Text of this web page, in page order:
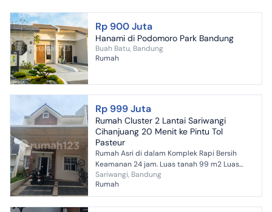
Rp 900 Juta
Hanami di Podomoro Park Bandung
Buah Batu, Bandung
Rumah
Rp 999 Juta
Rumah Cluster 2 Lantai Sariwangi
Cihanjuang 20 Menit ke Pintu Tol
Pasteur
Rumah Asri di dalam Komplek Rapi Bersih
Keamanan 24 jam. Luas tanah 99 m2 Luas
bangunan 140 m2 2 lantai 4 kamar tidur 2
kamar mandi 1 dapur luas...
Sariwangi, Bandung
Rumah